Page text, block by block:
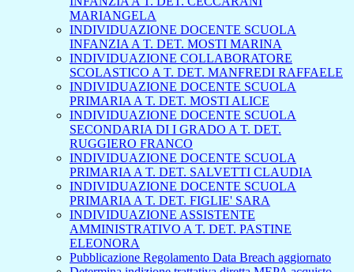
MARIANGELA
INDIVIDUAZIONE DOCENTE SCUOLA
INFANZIA A T. DET. MOSTI MARINA
INDIVIDUAZIONE COLLABORATORE
SCOLASTICO A T. DET. MANFREDI RAFFAELE
INDIVIDUAZIONE DOCENTE SCUOLA
PRIMARIA A T. DET. MOSTI ALICE
INDIVIDUAZIONE DOCENTE SCUOLA
SECONDARIA DI I GRADO A T. DET.
RUGGIERO FRANCO
INDIVIDUAZIONE DOCENTE SCUOLA
PRIMARIA A T. DET. SALVETTI CLAUDIA
INDIVIDUAZIONE DOCENTE SCUOLA
PRIMARIA A T. DET. FIGLIE' SARA
INDIVIDUAZIONE ASSISTENTE
AMMINISTRATIVO A T. DET. PASTINE
ELEONORA
Pubblicazione Regolamento Data Breach aggiornato